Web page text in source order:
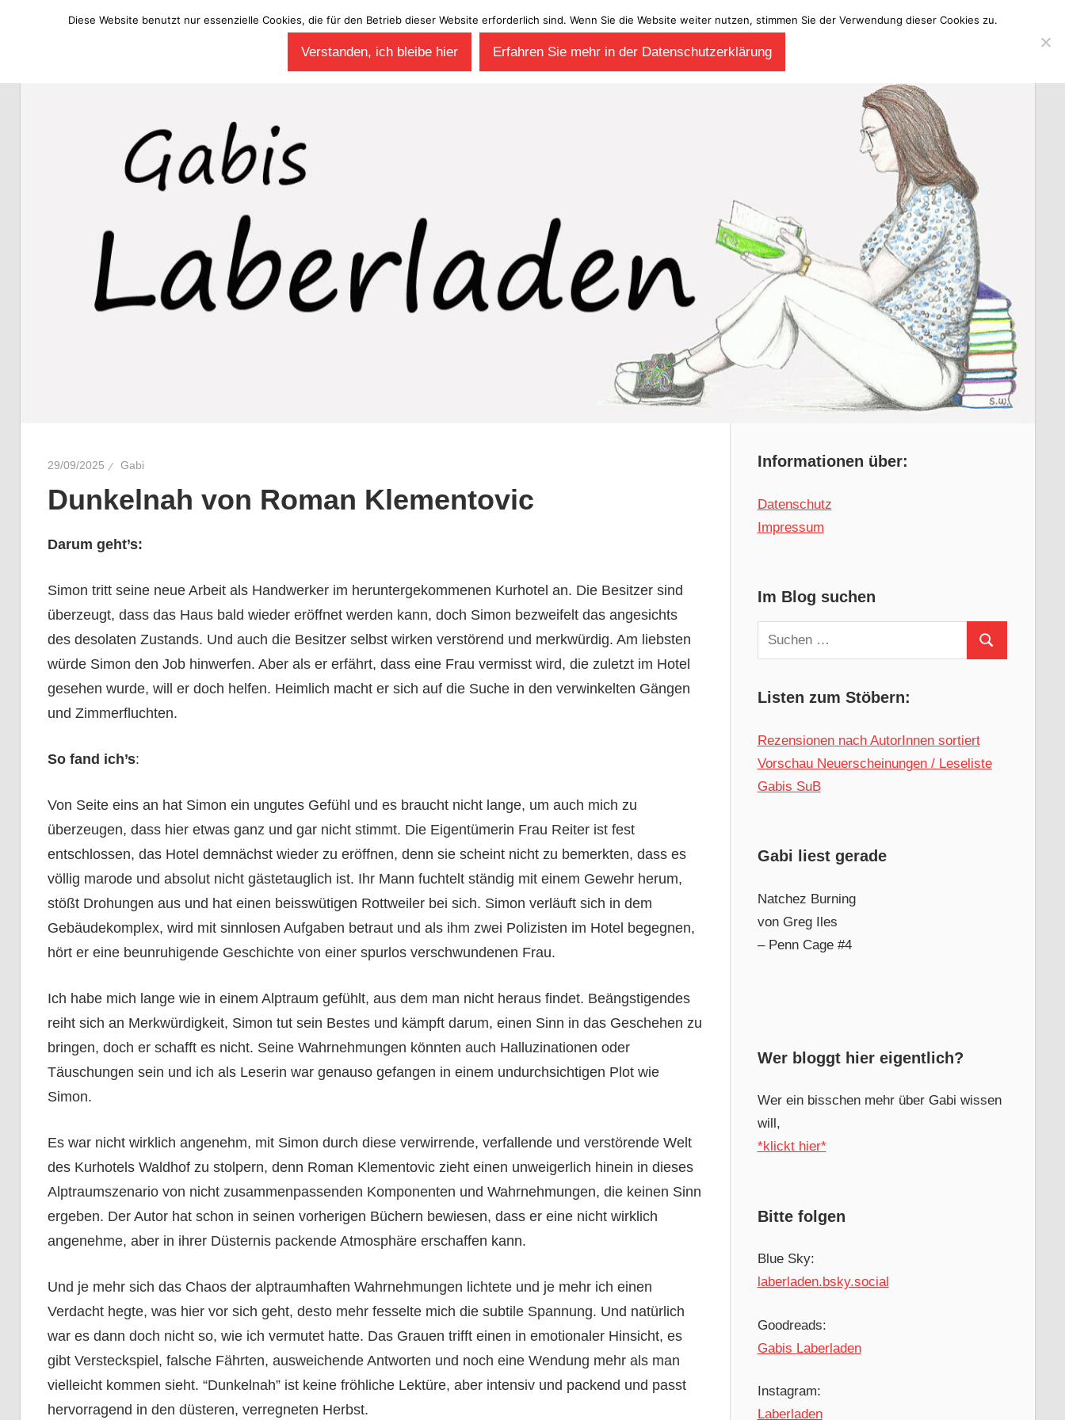
29/09/2025 Gabi
Dunkelnah von Roman Klementovic
Darum geht’s:
Simon tritt seine neue Arbeit als Handwerker im heruntergekommenen Kurhotel an. Die Besitzer sind
überzeugt, dass das Haus bald wieder eröffnet werden kann, doch Simon bezweifelt das angesichts
des desolaten Zustands. Und auch die Besitzer selbst wirken verstörend und merkwürdig. Am liebsten
würde Simon den Job hinwerfen. Aber als er erfährt, dass eine Frau vermisst wird, die zuletzt im Hotel
gesehen wurde, will er doch helfen. Heimlich macht er sich auf die Suche in den verwinkelten Gängen
und Zimmerfluchten.
So fand ich’s:
Von Seite eins an hat Simon ein ungutes Gefühl und es braucht nicht lange, um auch mich zu
überzeugen, dass hier etwas ganz und gar nicht stimmt. Die Eigentümerin Frau Reiter ist fest
entschlossen, das Hotel demnächst wieder zu eröffnen, denn sie scheint nicht zu bemerkten, dass es
völlig marode und absolut nicht gästetauglich ist. Ihr Mann fuchtelt ständig mit einem Gewehr herum,
stößt Drohungen aus und hat einen beisswütigen Rottweiler bei sich. Simon verläuft sich in dem
Gebäudekomplex, wird mit sinnlosen Aufgaben betraut und als ihm zwei Polizisten im Hotel begegnen,
hört er eine beunruhigende Geschichte von einer spurlos verschwundenen Frau.
Ich habe mich lange wie in einem Alptraum gefühlt, aus dem man nicht heraus findet. Beängstigendes
reiht sich an Merkwürdigkeit, Simon tut sein Bestes und kämpft darum, einen Sinn in das Geschehen zu
bringen, doch er schafft es nicht. Seine Wahrnehmungen könnten auch Halluzinationen oder
Täuschungen sein und ich als Leserin war genauso gefangen in einem undurchsichtigen Plot wie
Simon.
Es war nicht wirklich angenehm, mit Simon durch diese verwirrende, verfallende und verstörende Welt
des Kurhotels Waldhof zu stolpern, denn Roman Klementovic zieht einen unweigerlich hinein in dieses
Alptraumszenario von nicht zusammenpassenden Komponenten und Wahrnehmungen, die keinen Sinn
ergeben. Der Autor hat schon in seinen vorherigen Büchern bewiesen, dass er eine nicht wirklich
angenehme, aber in ihrer Düsternis packende Atmosphäre erschaffen kann.
Und je mehr sich das Chaos der alptraumhaften Wahrnehmungen lichtete und je mehr ich einen
Verdacht hegte, was hier vor sich geht, desto mehr fesselte mich die subtile Spannung. Und natürlich
war es dann doch nicht so, wie ich vermutet hatte. Das Grauen trifft einen in emotionaler Hinsicht, es
gibt Versteckspiel, falsche Fährten, ausweichende Antworten und noch eine Wendung mehr als man
vielleicht kommen sieht. “Dunkelnah” ist keine fröhliche Lektüre, aber intensiv und packend und passt
hervorragend in den düsteren, verregneten Herbst.
Informationen über:
Datenschutz
Impressum
Im Blog suchen
Suchen
nach:
Suchen
Listen zum Stöbern:
Rezensionen nach AutorInnen sortiert
Vorschau Neuerscheinungen / Leseliste
Gabis SuB
Gabi liest gerade
Natchez Burning
von Greg Iles
– Penn Cage #4
Wer bloggt hier eigentlich?
Wer ein bisschen mehr über Gabi wissen
will,
*klickt hier*
Bitte folgen
Blue Sky:
laberladen.bsky.social
Goodreads:
Gabis Laberladen
Instagram:
Laberladen
Diese Website benutzt nur essenzielle Cookies, die für den Betrieb dieser Website erforderlich sind. Wenn Sie die Website weiter nutzen, stimmen Sie der Verwendung dieser Cookies zu.
Verstanden, ich bleibe hier Erfahren Sie mehr in der Datenschutzerklärung